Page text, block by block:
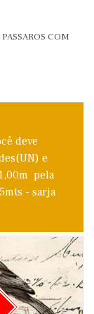
COM
deve
e
pela
- sarja